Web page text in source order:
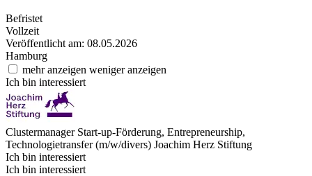
Befristet
Vollzeit
Veröffentlicht am: 08.05.2026
Hamburg
mehr anzeigen weniger anzeigen
Ich bin interessiert
Clustermanager Start-up-Förderung, Entrepreneurship,
Technologietransfer (m/w/divers) Joachim Herz Stiftung
Ich bin interessiert
Ich bin interessiert